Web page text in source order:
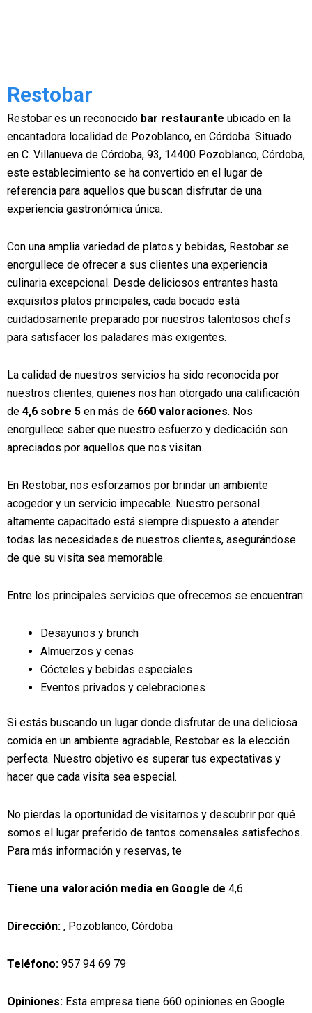
Restobar
Restobar es un reconocido bar restaurante ubicado en la
encantadora localidad de Pozoblanco, en Córdoba. Situado
en C. Villanueva de Córdoba, 93, 14400 Pozoblanco, Córdoba,
este establecimiento se ha convertido en el lugar de
referencia para aquellos que buscan disfrutar de una
experiencia gastronómica única.
Con una amplia variedad de platos y bebidas, Restobar se
enorgullece de ofrecer a sus clientes una experiencia
culinaria excepcional. Desde deliciosos entrantes hasta
exquisitos platos principales, cada bocado está
cuidadosamente preparado por nuestros talentosos chefs
para satisfacer los paladares más exigentes.
La calidad de nuestros servicios ha sido reconocida por
nuestros clientes, quienes nos han otorgado una calificación
de 4,6 sobre 5 en más de 660 valoraciones. Nos
enorgullece saber que nuestro esfuerzo y dedicación son
apreciados por aquellos que nos visitan.
En Restobar, nos esforzamos por brindar un ambiente
acogedor y un servicio impecable. Nuestro personal
altamente capacitado está siempre dispuesto a atender
todas las necesidades de nuestros clientes, asegurándose
de que su visita sea memorable.
Entre los principales servicios que ofrecemos se encuentran:
Desayunos y brunch
Almuerzos y cenas
Cócteles y bebidas especiales
Eventos privados y celebraciones
Si estás buscando un lugar donde disfrutar de una deliciosa
comida en un ambiente agradable, Restobar es la elección
perfecta. Nuestro objetivo es superar tus expectativas y
hacer que cada visita sea especial.
No pierdas la oportunidad de visitarnos y descubrir por qué
somos el lugar preferido de tantos comensales satisfechos.
Para más información y reservas, te
Tiene una valoración media en Google de 4,6
Dirección: , Pozoblanco, Córdoba
Teléfono: 957 94 69 79
Opiniones: Esta empresa tiene 660 opiniones en Google